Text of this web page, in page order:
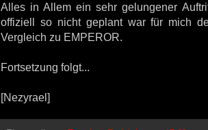
Alles in Allem ein sehr gelungener
offiziell so nicht geplant war für mich
Vergleich zu EMPEROR.
Fortsetzung folgt...
[Nezyrael]